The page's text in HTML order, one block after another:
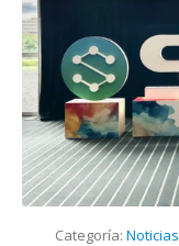
Categoría: Noticias